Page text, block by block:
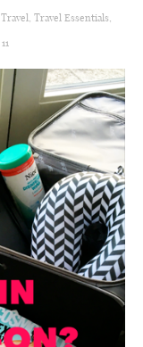
Travel, Travel Essentials,
11